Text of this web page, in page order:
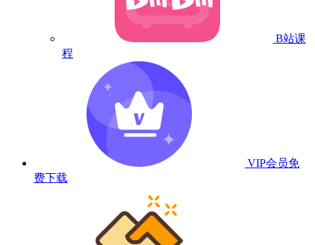
B站课
程
VIP会员免
费下载